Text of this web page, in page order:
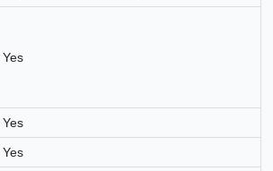
Yes
Yes
Yes